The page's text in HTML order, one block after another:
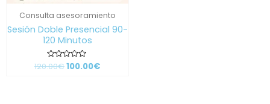
Consulta asesoramiento
Sesión Doble Presencial 90-
120 Minutos
Valorado
120.00€100.00€